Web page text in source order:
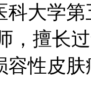
科大学
，擅长
容性皮肤